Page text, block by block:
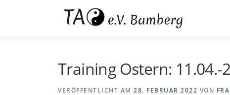
Training Ostern: 11.04.-
VERÖFFENTLICHT AM 28. FEBRUAR 2022 VON